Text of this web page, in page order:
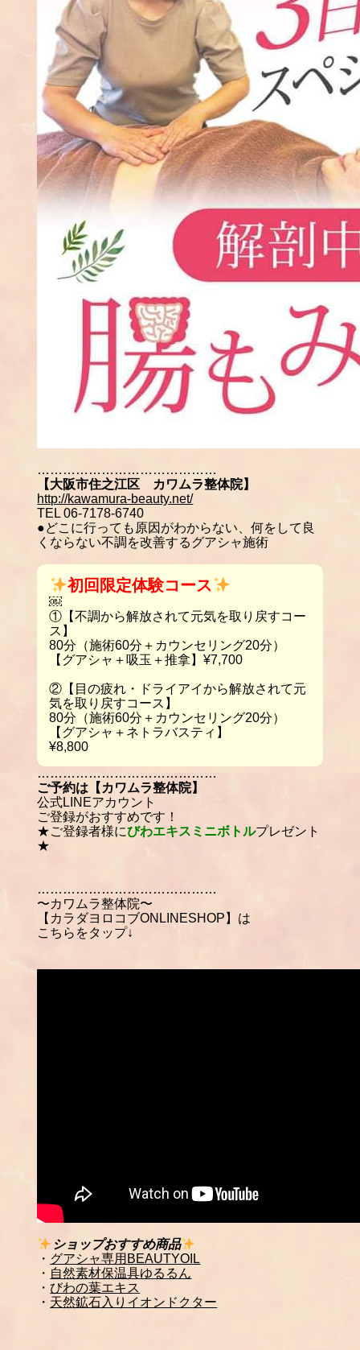
……………………………………
【大阪市住之江区 カワムラ整体院】
http://kawamura-beauty.net/
TEL 06-7178-6740
●どこに行っても原因がわからない、何をして良
くならない不調を改善するグアシャ施術
初回限定体験コース
￼
①【不調から解放されて元気を取り戻すコー
ス】
80分（施術60分＋カウンセリング20分）
【グアシャ＋吸玉＋推拿】¥7,700
②【目の疲れ・ドライアイから解放されて元
気を取り戻すコース】
80分（施術60分＋カウンセリング20分）
【グアシャ＋ネトラバスティ】
¥8,800
……………………………………
ご予約は【カワムラ整体院】
公式LINEアカウント
ご登録がおすすめです！
★ご登録者様にびわエキスミニボトルプレゼント
★
……………………………………
〜カワムラ整体院〜
【カラダヨロコブONLINESHOP】は
こちらをタップ↓
ショップおすすめ商品
・ グアシャ専用BEAUTYOIL
・ 自然素材保温具ゆるるん
・ びわの葉エキス
・ 天然鉱石入りイオンドクター